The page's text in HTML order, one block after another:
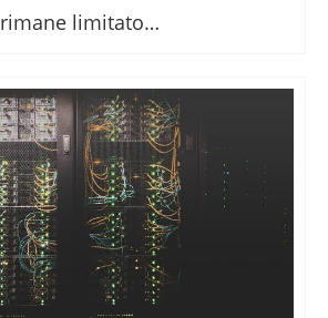
rimane limitato…